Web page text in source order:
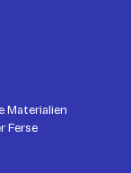
Materialien
Ferse